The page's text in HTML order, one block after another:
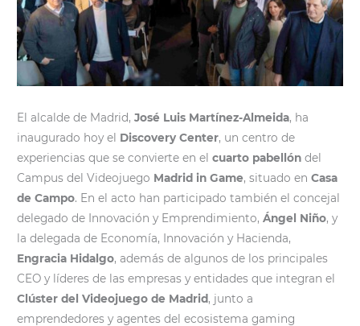
El alcalde de Madrid,José Luis Martínez-Almeida, ha
inaugurado hoy el Discovery Center, un centro de
experiencias que se convierte en elcuarto pabellón del
Campus del Videojuego Madrid in Game, situado enCasa
de Campo. En el acto han participado también el concejal
delegado de Innovación y Emprendimiento,Ángel Niño, y
la delegada de Economía, Innovación y Hacienda,
Engracia Hidalgo, además de algunos de los principales
CEO y líderes de las empresas y entidades que integran el
Clúster del Videojuego de Madrid, junto a
emprendedores y agentes del ecosistema gaming